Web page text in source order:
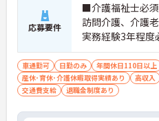
応募要件
■介護福祉士必
訪問介護、介護
実務経験3年程度
車通勤可 日勤のみ 年間休日110日以上
産休･育休･介護休暇取得実績あり
高収入
交通費支給
退職金制度あり